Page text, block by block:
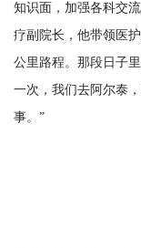
知识面，加强各科交
疗副院长，他带领医
公里路程。那段日子
一次，我们去阿尔泰
事。”